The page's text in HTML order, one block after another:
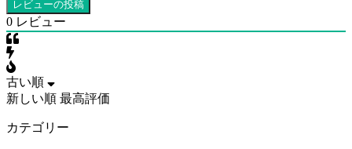
0 レビュー
古い順
新しい順 最高評価
カテゴリー